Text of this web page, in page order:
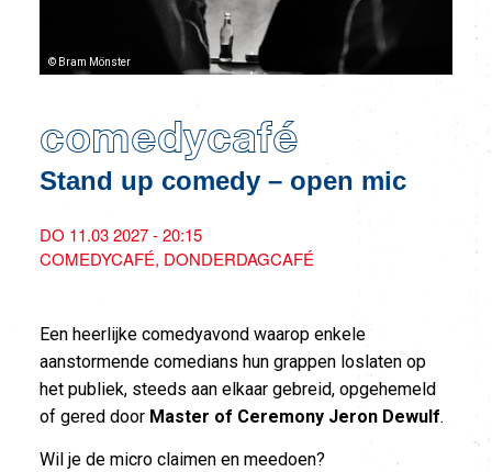
© Bram Mönster
comedycafé
Stand up comedy – open mic
DO 11.03 2027 - 20:15
COMEDYCAFÉ DONDERDAGCAFÉ
Een heerlijke comedyavond waarop enkele
aanstormende comedians hun grappen loslaten op
het publiek, steeds aan elkaar gebreid, opgehemeld
of gered door Master of Ceremony Jeron Dewulf.
Wil je de micro claimen en meedoen?